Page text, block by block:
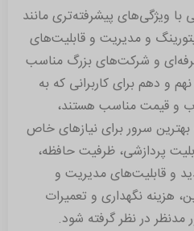
ویژگی‌های پیشرفته‌تری مانند
و مدیریت و قابلیت‌های
حرفه‌ای و شرکت‌های بزرگ مناسب
و دهم برای کاربرانی که به
و قیمت مناسب هستند،
سرور برای نیازهای خاص
پردازشی، ظرفیت حافظه،
و قابلیت‌های مدیریت و
هزینه نگهداری و تعمیرات
مدنظر در نظر گرفته شود.